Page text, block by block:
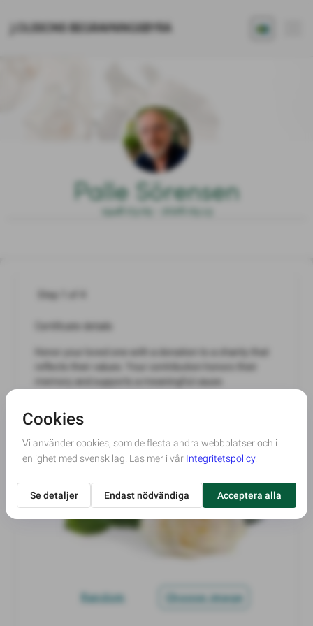
J.OLSSONS BEGRAVNINGSBYRÅ
Palle Sörensen
1948.03.05 - 2026.05.13